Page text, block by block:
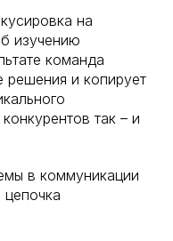
на
изучению
команда
решения и копирует
так – и
в коммуникации